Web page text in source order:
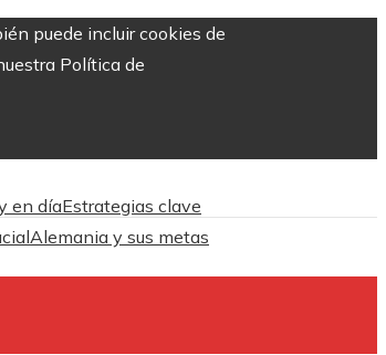
puede incluir cookies de
Política de
en díaEstrategias clave
Alemania y sus metas